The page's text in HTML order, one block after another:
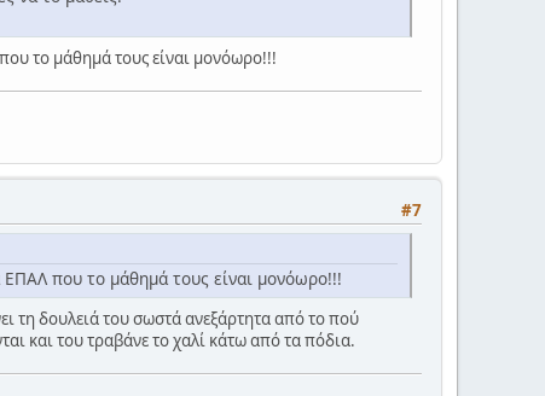
το μάθημά τους είναι μονόωρο!!!
#7
που το μάθημά τους είναι μονόωρο!!!
τη δουλειά του σωστά ανεξάρτητα από το πού
και του τραβάνε το χαλί κάτω από τα πόδια.